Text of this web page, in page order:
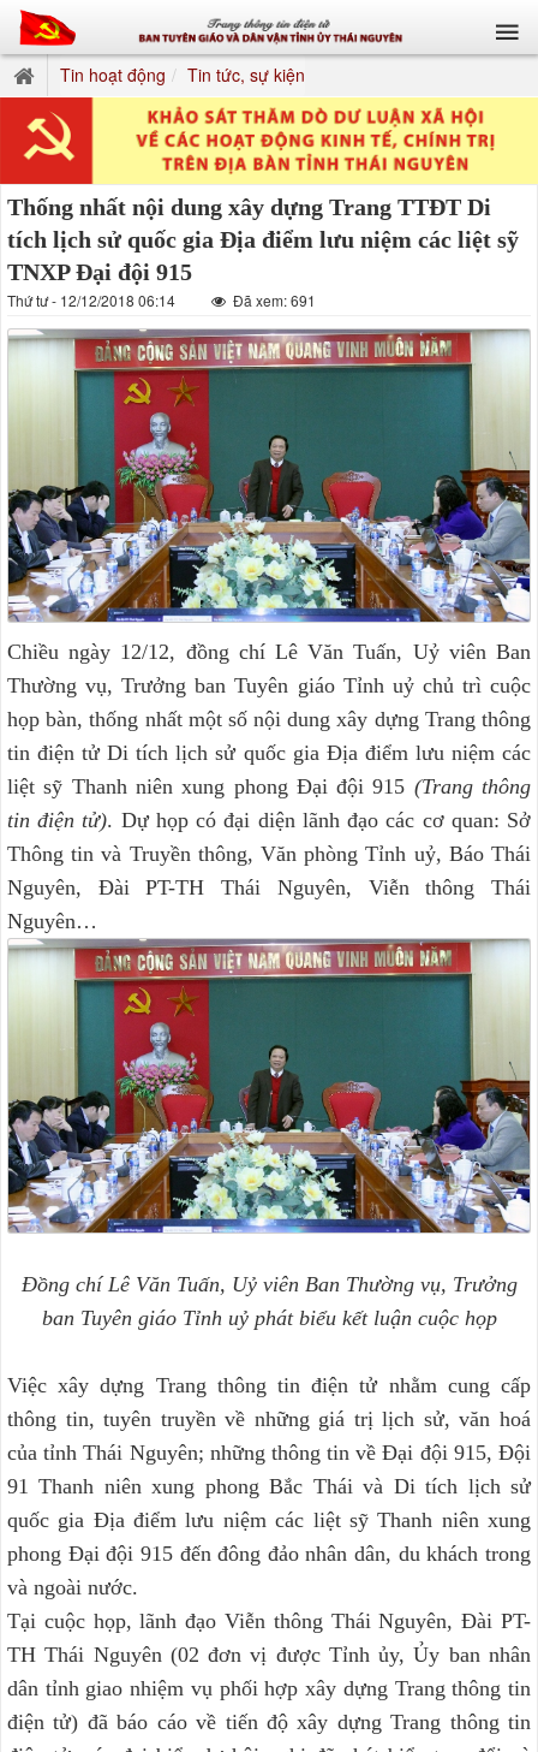
Tin hoạt động Tin tức, sự kiện
Thống nhất nội dung xây dựng Trang TTĐT Di
tích lịch sử quốc gia Địa điểm lưu niệm các liệt sỹ
TNXP Đại đội 915
Thứ tư - 12/12/2018 06:14 Đã xem: 691
Chiều ngày 12/12, đồng chí Lê Văn Tuấn, Uỷ viên Ban
Thường vụ, Trưởng ban Tuyên giáo Tỉnh uỷ chủ trì cuộc
họp bàn, thống nhất một số nội dung xây dựng Trang thông
tin điện tử Di tích lịch sử quốc gia Địa điểm lưu niệm các
liệt sỹ Thanh niên xung phong Đại đội 915 (Trang thông
tin điện tử). Dự họp có đại diện lãnh đạo các cơ quan: Sở
Thông tin và Truyền thông, Văn phòng Tỉnh uỷ, Báo Thái
Nguyên, Đài PT-TH Thái Nguyên, Viễn thông Thái
Nguyên…
Đồng chí Lê Văn Tuấn, Uỷ viên Ban Thường vụ, Trưởng
ban Tuyên giáo Tỉnh uỷ phát biểu kết luận cuộc họp
Việc xây dựng Trang thông tin điện tử nhằm cung cấp
thông tin, tuyên truyền về những giá trị lịch sử, văn hoá
của tỉnh Thái Nguyên; những thông tin về Đại đội 915, Đội
91 Thanh niên xung phong Bắc Thái và Di tích lịch sử
quốc gia Địa điểm lưu niệm các liệt sỹ Thanh niên xung
phong Đại đội 915 đến đông đảo nhân dân, du khách trong
và ngoài nước.
Tại cuộc họp, lãnh đạo Viễn thông Thái Nguyên, Đài PT-
TH Thái Nguyên (02 đơn vị được Tỉnh ủy, Ủy ban nhân
dân tỉnh giao nhiệm vụ phối hợp xây dựng Trang thông tin
điện tử) đã báo cáo về tiến độ xây dựng Trang thông tin